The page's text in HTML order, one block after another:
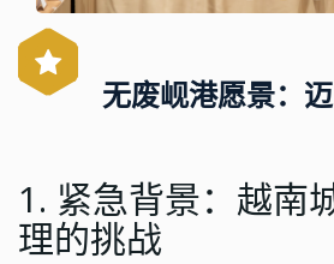
无废岘港愿景：
1. 紧急背景：越南
理的挑战